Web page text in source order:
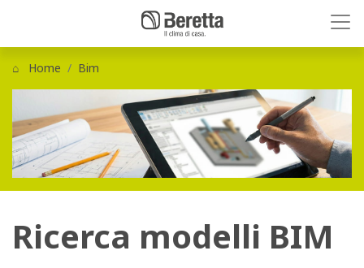
Home Bim
Ricerca modelli BIM